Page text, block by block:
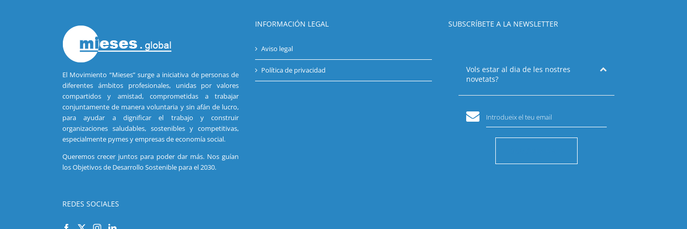
El Movimiento “Mieses” surge a iniciativa de personas de
diferentes ámbitos profesionales, unidas por valores
compartidos y amistad, comprometidas a trabajar
conjuntamente de manera voluntaria y sin afán de lucro,
para ayudar a dignificar el trabajo y construir
organizaciones saludables, sostenibles y competitivas,
especialmente pymes y empresas de economía social.
Queremos crecer juntos para poder dar más. Nos guían
los Objetivos de Desarrollo Sostenible para el 2030.
REDES SOCIALES
INFORMACIÓN LEGAL
Aviso legal
Política de privacidad
SUBSCRÍBETE A LA NEWSLETTER
Vols estar al dia de les nostres
novetats?
Introdueix el teu email